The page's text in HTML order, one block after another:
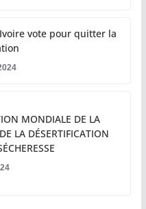
vote pour quitter la
MONDIALE DE LA
LA DÉSERTIFICATION